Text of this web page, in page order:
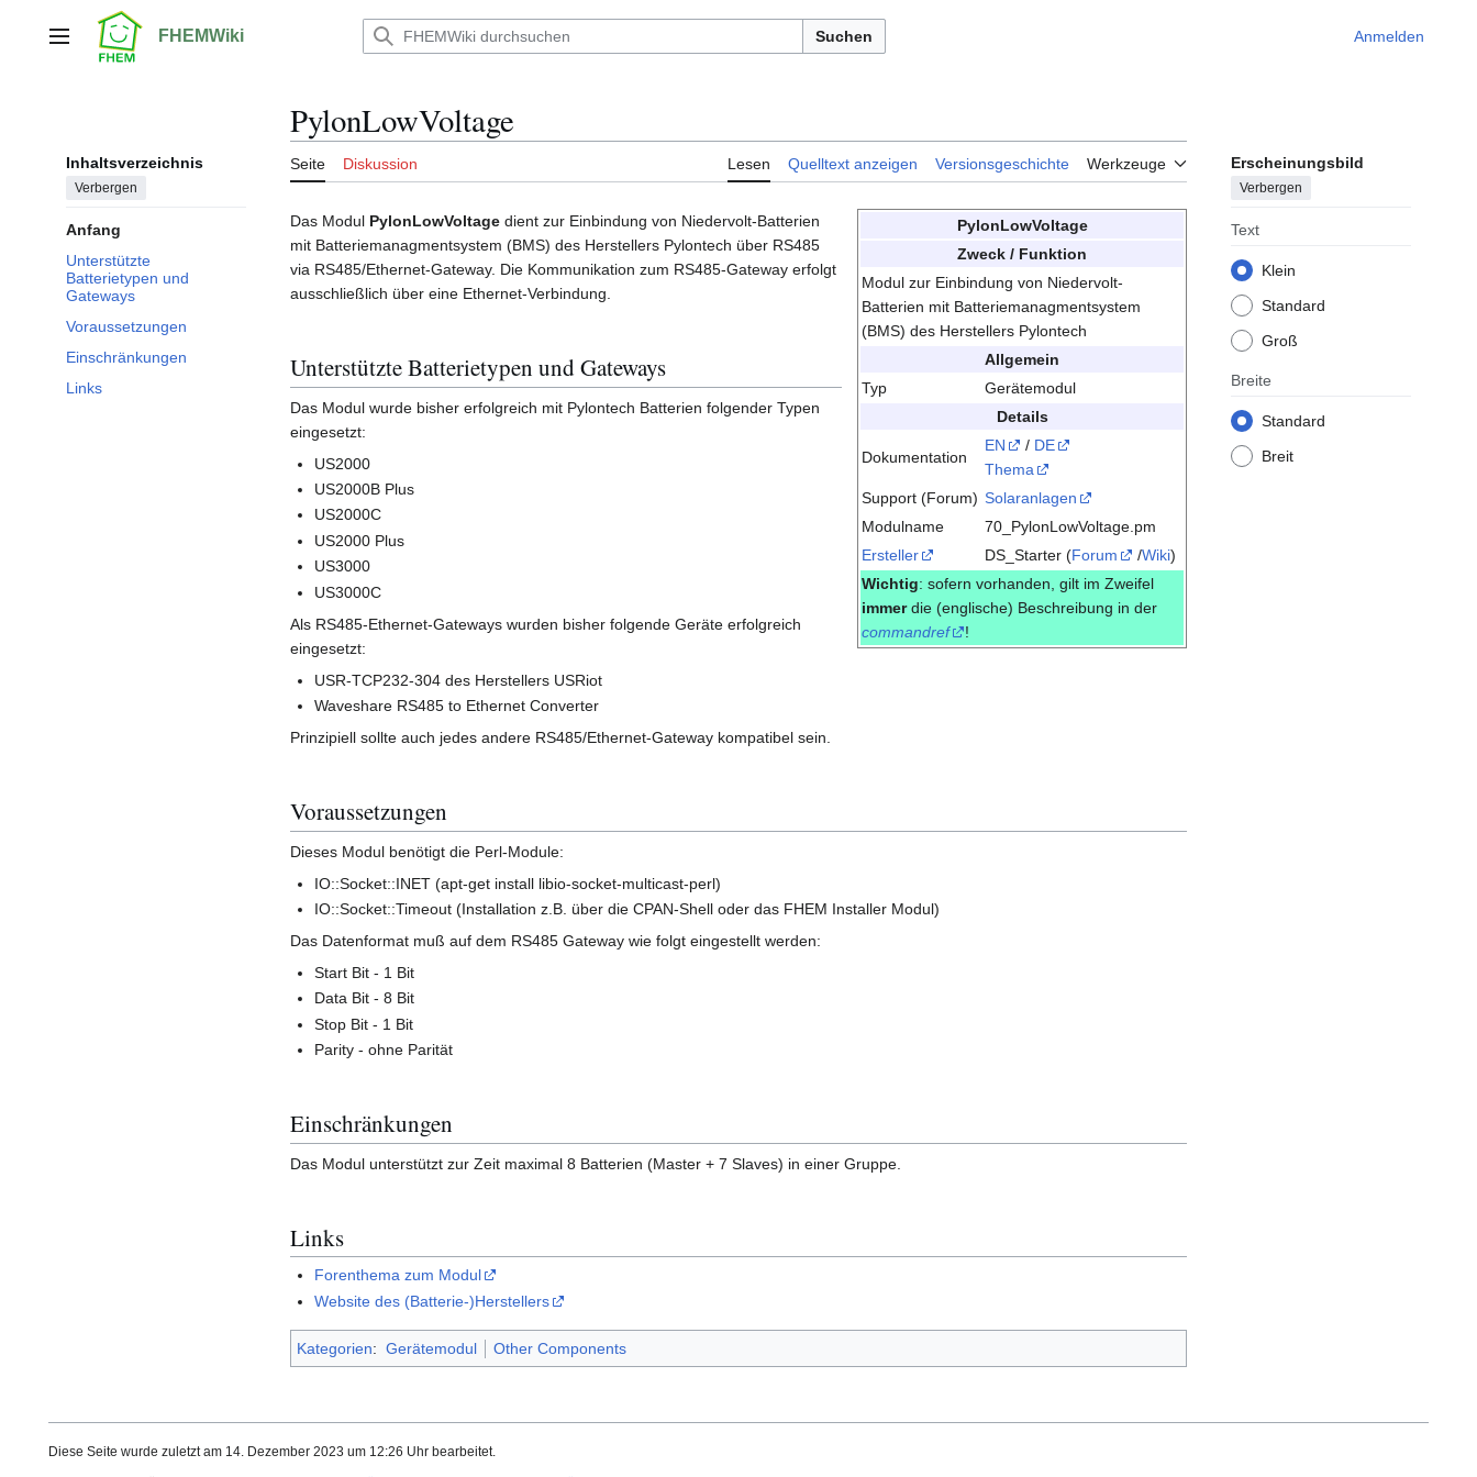
springenHauptmenü FHEMWiki Suchen Anmelden
Inhaltsverzeichnis
Verbergen
Anfang
Unterstützte
Batterietypen und
Gateways
Voraussetzungen
Einschränkungen
Links
PylonLowVoltage
Seite Diskussion Lesen Quelltext anzeigen Versionsgeschichte Werkzeuge Erscheinungsbild
Verbergen
Text
Klein
Standard
Groß
Breite
Standard
Breit
PylonLowVoltage
Zweck / Funktion
Modul zur Einbindung von Niedervolt-
Batterien mit Batteriemanagmentsystem
(BMS) des Herstellers Pylontech
Allgemein
Typ
Gerätemodul
Details
Dokumentation
EN / DE
Thema
Support (Forum) Solaranlagen
Modulname
70_PylonLowVoltage.pm
Ersteller
DS_Starter (Forum /Wiki)
Wichtig: sofern vorhanden, gilt im Zweifel
immerdie (englische) Beschreibung in der
commandref
!
Das Modul PylonLowVoltage dient zur Einbindung von Niedervolt-Batterien
mit Batteriemanagmentsystem (BMS) des Herstellers Pylontech über RS485
via RS485/Ethernet-Gateway. Die Kommunikation zum RS485-Gateway erfolgt
ausschließlich über eine Ethernet-Verbindung.
Unterstützte Batterietypen und Gateways
Das Modul wurde bisher erfolgreich mit Pylontech Batterien folgender Typen
eingesetzt:
US2000
US2000B Plus
US2000C
US2000 Plus
US3000
US3000C
Als RS485-Ethernet-Gateways wurden bisher folgende Geräte erfolgreich
eingesetzt:
USR-TCP232-304 des Herstellers USRiot
Waveshare RS485 to Ethernet Converter
Prinzipiell sollte auch jedes andere RS485/Ethernet-Gateway kompatibel sein.
Voraussetzungen
Dieses Modul benötigt die Perl-Module:
IO::Socket::INET (apt-get install libio-socket-multicast-perl)
IO::Socket::Timeout (Installation z.B. über die CPAN-Shell oder das FHEM Installer Modul)
Das Datenformat muß auf dem RS485 Gateway wie folgt eingestellt werden:
Start Bit - 1 Bit
Data Bit - 8 Bit
Stop Bit - 1 Bit
Parity - ohne Parität
Einschränkungen
Das Modul unterstützt zur Zeit maximal 8 Batterien (Master + 7 Slaves) in einer Gruppe.
Links
Forenthema zum Modul
Website des (Batterie-)Herstellers
Kategorien: Gerätemodul Other Components
Diese Seite wurde zuletzt am 14. Dezember 2023 um 12:26 Uhr bearbeitet.